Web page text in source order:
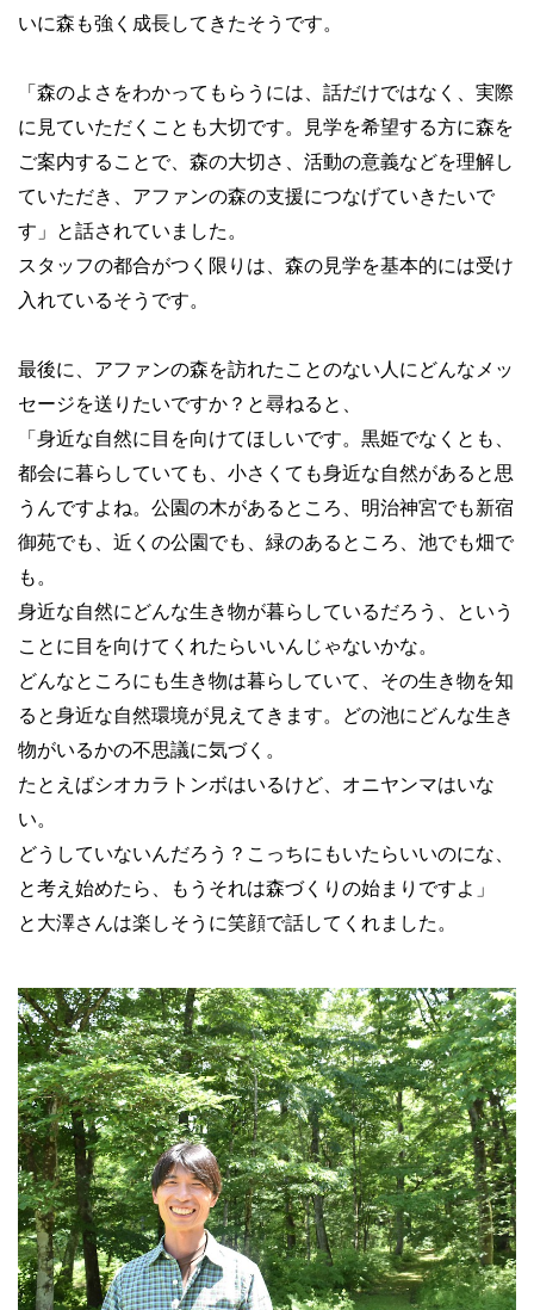
いに森も強く成長してきたそうです。
「森のよさをわかってもらうには、話だけではなく、実際
に見ていただくことも大切です。見学を希望する方に森を
ご案内することで、森の大切さ、活動の意義などを理解し
ていただき、アファンの森の支援につなげていきたいで
す」と話されていました。
スタッフの都合がつく限りは、森の見学を基本的には受け
入れているそうです。
最後に、アファンの森を訪れたことのない人にどんなメッ
セージを送りたいですか？と尋ねると、
「身近な自然に目を向けてほしいです。黒姫でなくとも、
都会に暮らしていても、小さくても身近な自然があると思
うんですよね。公園の木があるところ、明治神宮でも新宿
御苑でも、近くの公園でも、緑のあるところ、池でも畑で
も。
身近な自然にどんな生き物が暮らしているだろう、という
ことに目を向けてくれたらいいんじゃないかな。
どんなところにも生き物は暮らしていて、その生き物を知
ると身近な自然環境が見えてきます。どの池にどんな生き
物がいるかの不思議に気づく。
たとえばシオカラトンボはいるけど、オニヤンマはいな
い。
どうしていないんだろう？こっちにもいたらいいのにな、
と考え始めたら、もうそれは森づくりの始まりですよ」
と大澤さんは楽しそうに笑顔で話してくれました。